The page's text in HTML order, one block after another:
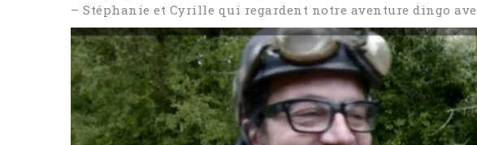
– Stéphanie et Cyrille qui regardent notre aventure dingo